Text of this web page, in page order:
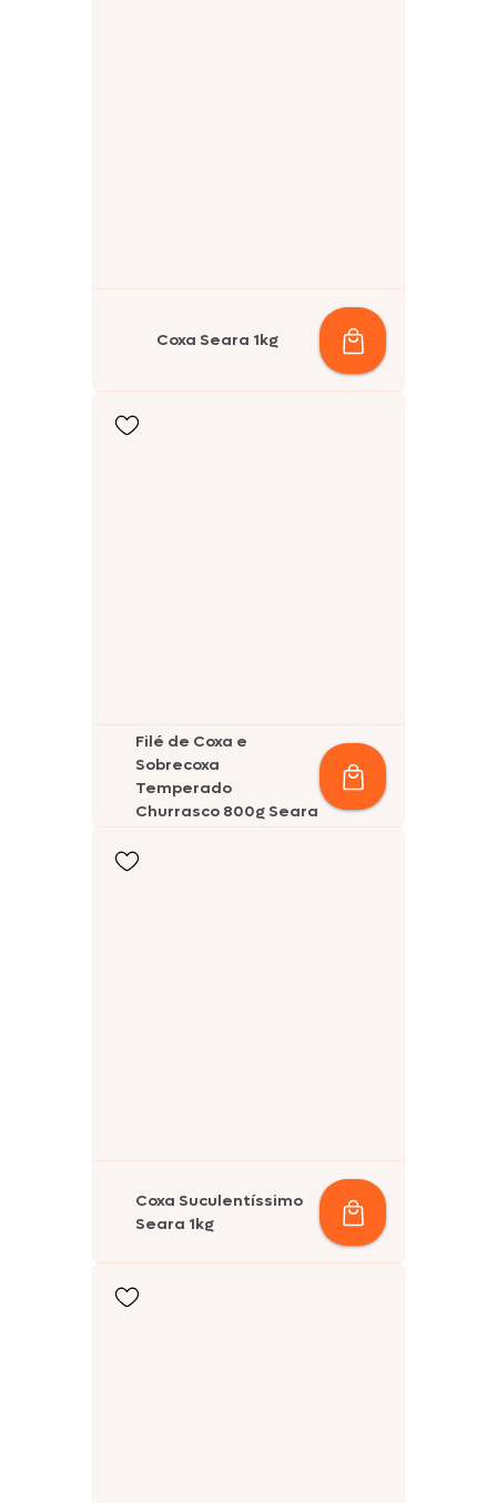
Coxa Seara 1kg
Filé de Coxa e
Sobrecoxa
Temperado
Churrasco 800g Seara
Coxa Suculentíssimo
Seara 1kg